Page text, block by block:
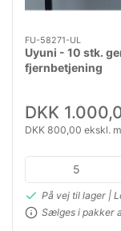
FU-58271-UL
Uyuni - 10 stk.
fjernbetjening
DKK
DKK 800,00 ekskl.
På vej til lager |
Sælges i pakker